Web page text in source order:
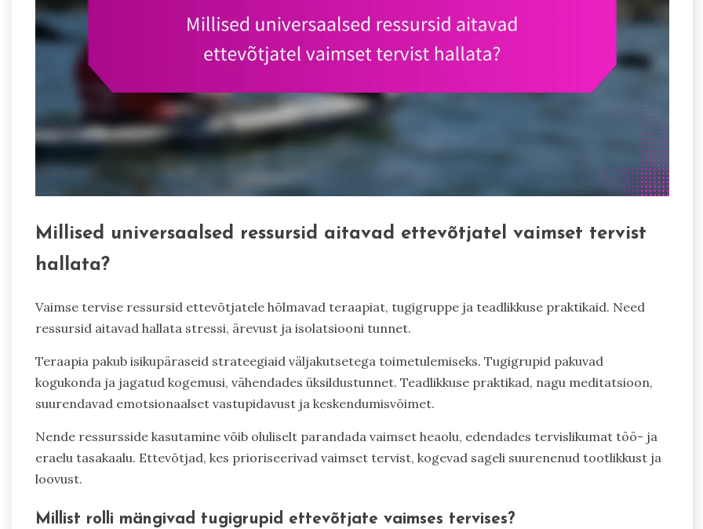
Millised universaalsed ressursid aitavad ettevõtjatel vaimset tervist
hallata?
Vaimse tervise ressursid ettevõtjatele hõlmavad teraapiat, tugigruppe ja teadlikkuse praktikaid. Need
ressursid aitavad hallata stressi, ärevust ja isolatsiooni tunnet.
Teraapia pakub isikupäraseid strateegiaid väljakutsetega toimetulemiseks. Tugigrupid pakuvad
kogukonda ja jagatud kogemusi, vähendades üksildustunnet. Teadlikkuse praktikad, nagu meditatsioon,
suurendavad emotsionaalset vastupidavust ja keskendumisvõimet.
Nende ressursside kasutamine võib oluliselt parandada vaimset heaolu, edendades tervislikumat töö- ja
eraelu tasakaalu. Ettevõtjad, kes prioriseerivad vaimset tervist, kogevad sageli suurenenud tootlikkust ja
loovust.
Millist rolli mängivad tugigrupid ettevõtjate vaimses tervises?